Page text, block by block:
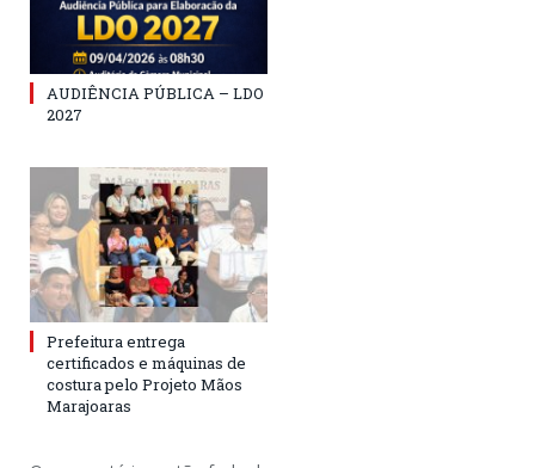
AUDIÊNCIA PÚBLICA – LDO
2027
Prefeitura entrega
certificados e máquinas de
costura pelo Projeto Mãos
Marajoaras